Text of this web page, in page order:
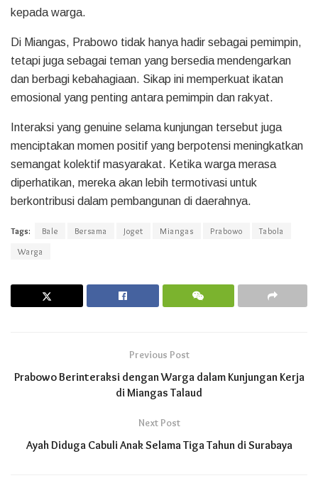
kepada warga.
Di Miangas, Prabowo tidak hanya hadir sebagai pemimpin,
tetapi juga sebagai teman yang bersedia mendengarkan
dan berbagi kebahagiaan. Sikap ini memperkuat ikatan
emosional yang penting antara pemimpin dan rakyat.
Interaksi yang genuine selama kunjungan tersebut juga
menciptakan momen positif yang berpotensi meningkatkan
semangat kolektif masyarakat. Ketika warga merasa
diperhatikan, mereka akan lebih termotivasi untuk
berkontribusi dalam pembangunan di daerahnya.
Tags: Bale Bersama Joget Miangas Prabowo
Tabola
Warga
Previous Post
Prabowo Berinteraksi dengan Warga dalam Kunjungan Kerja
di Miangas Talaud
Next Post
Ayah Diduga Cabuli Anak Selama Tiga Tahun di Surabaya